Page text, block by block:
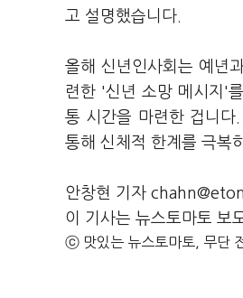
고 설명했습니다.
올해 신년인사회는 예년
련한 '신년 소망 메시지'
통 시간을 마련한 겁니
통해 신체적 한계를 극복
안창현 기자
이 기사는 뉴스토마토 보
ⓒ 맛있는 뉴스토마토, 무단